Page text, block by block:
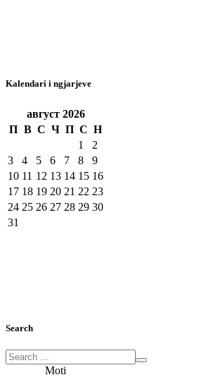
Kalendari i ngjarjeve
август 2026
П В С Ч П С Н
1
2
3
4 5 6 7 8
9
10 11 12 13 14 15 16
17 18 19 20 21 22 23
24 25 26 27 28 29 30
31
Search
Moti